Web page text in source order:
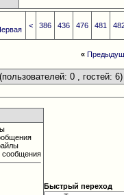
< 386 436 476 481
«
(пользователей: 0 , гостей: 6)
сообщения
Быстрый переход